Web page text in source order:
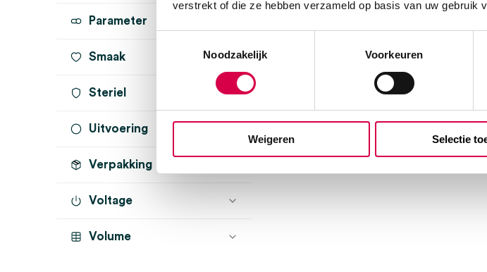
verstrekt of die ze hebben verzameld op basis van uw gebruik
Noodzakelijk
Voorkeuren
Weigeren Selectie
Parameter
Smaak
Steriel
onsteriel (1)
Uitvoering
gesneden met matrand
Verpakking
Voltage
Volume